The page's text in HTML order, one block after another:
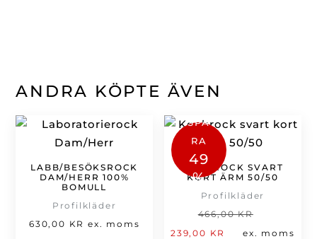
ANDRA KÖPTE ÄVEN
LABB/BESÖKSROCK
DAM/HERR 100%
BOMULL
Profilkläder
630,00 KR ex. moms
SPA
RA
49
%
KOCKROCK SVART
KORT ÄRM 50/50
Profilkläder
466,00KR
239,00 KR
Det
ex. moms